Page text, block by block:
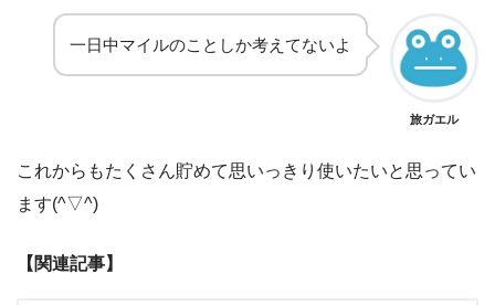
一日中マイルのことしか考えてないよ
旅ガエル
これからもたくさん貯めて思いっきり使いたいと思ってい
ます(^▽^)
【関連記事】